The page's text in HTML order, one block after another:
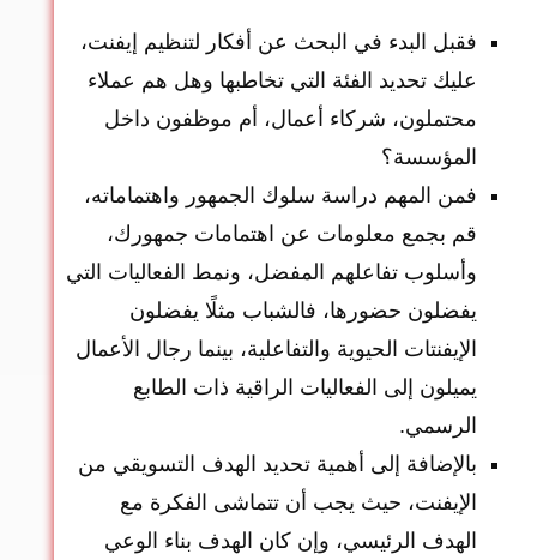
فقبل البدء في البحث عن أفكار لتنظيم إيفنت،
عليك تحديد الفئة التي تخاطبها وهل هم عملاء
محتملون، شركاء أعمال، أم موظفون داخل
المؤسسة؟
فمن المهم دراسة سلوك الجمهور واهتماماته،
قم بجمع معلومات عن اهتمامات جمهورك،
وأسلوب تفاعلهم المفضل، ونمط الفعاليات التي
يفضلون حضورها، فالشباب مثلًا يفضلون
الإيفنتات الحيوية والتفاعلية، بينما رجال الأعمال
يميلون إلى الفعاليات الراقية ذات الطابع
الرسمي.
بالإضافة إلى أهمية تحديد الهدف التسويقي من
الإيفنت، حيث يجب أن تتماشى الفكرة مع
الهدف الرئيسي، وإن كان الهدف بناء الوعي